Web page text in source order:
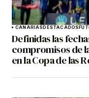
CANARIASDESTACADOS
Definidas las
compromisos de
en la Copa de las